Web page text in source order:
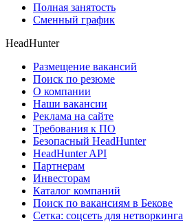
Полная занятость
Сменный график
HeadHunter
Размещение вакансий
Поиск по резюме
О компании
Наши вакансии
Реклама на сайте
Требования к ПО
Безопасный HeadHunter
HeadHunter API
Партнерам
Инвесторам
Каталог компаний
Поиск по вакансиям в Бекове
Сетка: соцсеть для нетворкинга